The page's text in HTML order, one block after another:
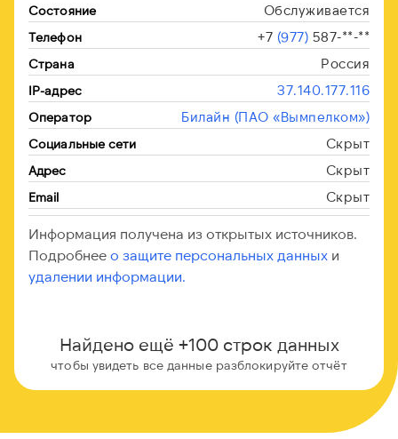
Состояние Обслуживается
Телефон +7 (977) 587-**-**
Страна Россия
IP-адрес 37.140.177.116
Оператор Билайн (ПАО «Вымпелком»)
Социальные сети Скрыт
Адрес Скрыт
Email Скрыт
Информация получена из открытых источников.
Подробнее о защите персональных данных и
удалении информации.
Найдено ещё +100 строк данных
чтобы увидеть все данные разблокируйте отчёт